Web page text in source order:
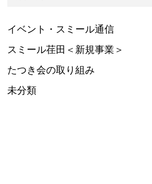
イベント・スミール通信
スミール荏田＜新規事業＞
たつき会の取り組み
未分類